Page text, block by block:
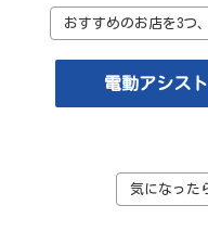
おすすめのお店を3つ
電動アシス
気になった